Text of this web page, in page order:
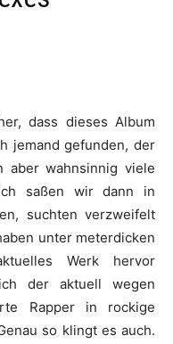
dass dieses Album
jemand gefunden, der
aber wahnsinnig viele
saßen wir dann in
suchten verzweifelt
unter meterdicken
Werk hervor
der aktuell wegen
Rapper in rockige
so klingt es auch.